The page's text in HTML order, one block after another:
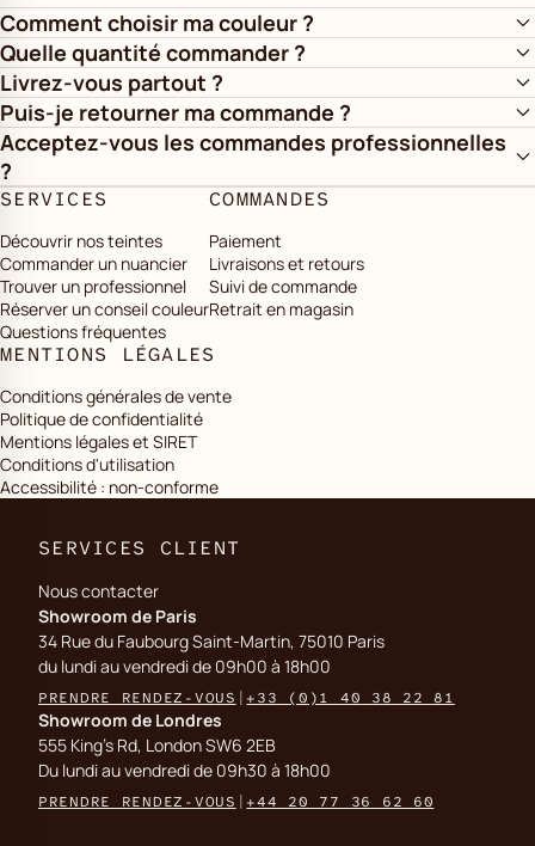
Comment choisir ma couleur ?
Quelle quantité commander ?
Livrez-vous partout ?
Puis-je retourner ma commande ?
Acceptez-vous les commandes professionnelles
?
SERVICES
Découvrir nos teintes
Commander un nuancier
Trouver un professionnel
Réserver un conseil couleur
Questions fréquentes
COMMANDES
Paiement
Livraisons et retours
Suivi de commande
Retrait en magasin
MENTIONS LÉGALES
Conditions générales de vente
Politique de confidentialité
Mentions légales et SIRET
Conditions d'utilisation
Accessibilité : non-conforme
SERVICES CLIENT
Nous contacter
Showroom de Paris
34 Rue du Faubourg Saint-Martin, 75010 Paris
du lundi au vendredi de 09h00 à 18h00
PRENDRE RENDEZ-VOUS +33 (0)1 40 38 22 81
Showroom de Londres
555 King's Rd, London SW6 2EB
Du lundi au vendredi de 09h30 à 18h00
PRENDRE RENDEZ-VOUS +44 20 77 36 62 60